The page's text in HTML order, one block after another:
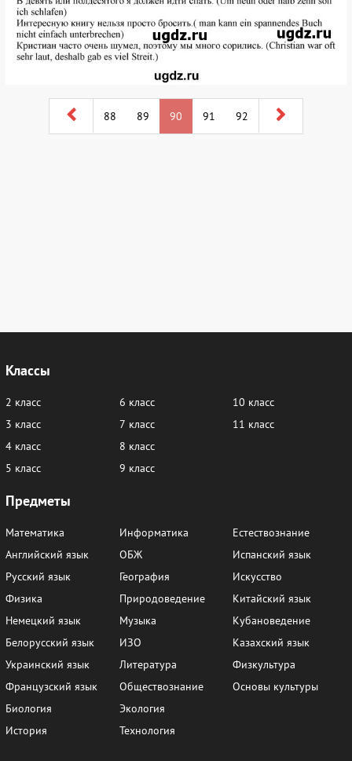
88 89 90 91 92
Классы
2 класс
3 класс
4 класс
5 класс
6 класс
7 класс
8 класс
9 класс
10 класс
11 класс
Предметы
Математика
Английский язык
Русский язык
Физика
Немецкий язык
Белорусский язык
Украинский язык
Французский язык
Биология
История
Информатика
ОБЖ
География
Природоведение
Музыка
ИЗО
Литература
Обществознание
Экология
Технология
Естествознание
Испанский язык
Искусство
Китайский язык
Кубановедение
Казахский язык
Физкультура
Основы культуры